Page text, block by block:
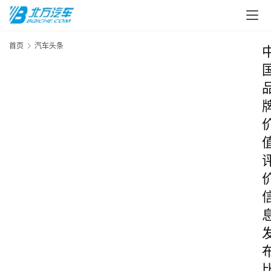
首页 汽车头条